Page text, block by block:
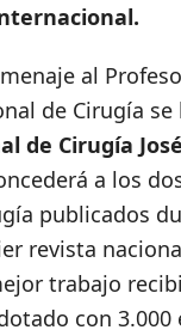
al
de Cirugía se
de Cirugía
a los
publicados
revista
trabajo
con 3.000